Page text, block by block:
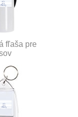
fľaša pre